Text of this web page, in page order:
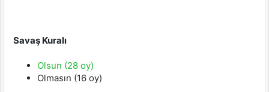
Savaş Kuralı
Olsun (28 oy)
Olmasın (16 oy)